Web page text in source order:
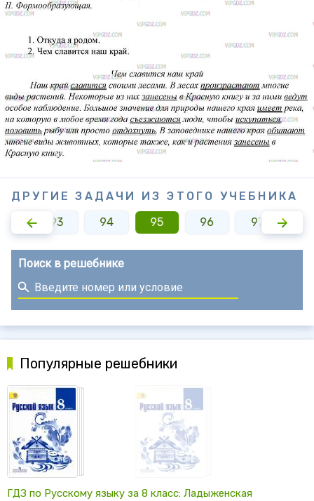
ДРУГИЕ ЗАДАЧИ ИЗ ЭТОГО УЧЕБНИКА
93 94 95 96 97
Поиск в решебнике
Популярные решебники
ГДЗ по Русскому языку за 8 класс: Ладыженская